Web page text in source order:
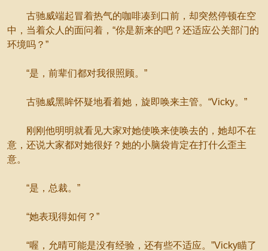
古驰威端起冒着热气的咖啡凑到口前，却突然停顿在空
中，当着众人的面问着，“你是新来的吧？还适应公关部门的
环境吗？”
“是，前辈们都对我很照顾。”
古驰威黑眸怀疑地看着她，旋即唤来主管。“Vicky。”
刚刚他明明就看见大家对她使唤来使唤去的，她却不在
意，还说大家都对她很好？她的小脑袋肯定在打什么歪主
意。
“是，总裁。”
“她表现得如何？”
“喔，允晴可能是没有经验，还有些不适应。”Vicky瞄了